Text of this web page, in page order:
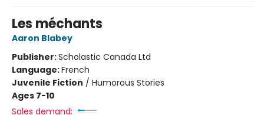
Les méchants
Aaron Blabey
Publisher:Scholastic Canada Ltd
Language:French
Juvenile Fiction / Humorous Stories
Ages 7-10
Sales demand: